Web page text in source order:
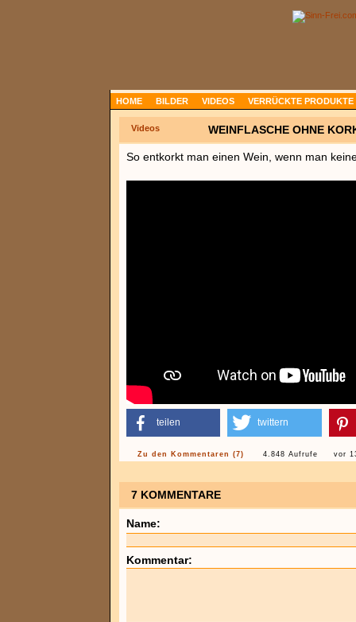
HOME BILDER VIDEOS VERRÜCKTE PRODUKTE
Videos WEINFLASCHE OHNE
So entkorkt man einen Wein, wenn man
teilen twittern
Zu den Kommentaren (7) 4.848 Aufrufe vor
7 KOMMENTARE
Name:
Kommentar: